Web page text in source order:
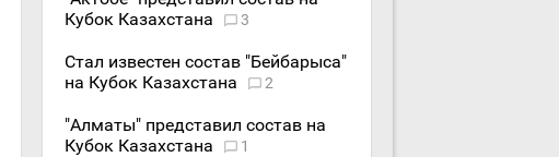
Кубок Казахстана
3
Стал известен состав "Бейбарыса"
на Кубок Казахстана
2
"Алматы" представил состав на
Кубок Казахстана
1